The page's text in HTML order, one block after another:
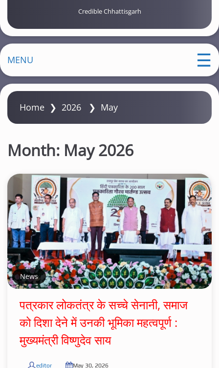
Credible Chhattisgarh
MENU
Home ❯ 2026 ❯ May
Month: May 2026
News
पत्रकार लोकतंत्र के सच्चे सेनानी, समाज
को दिशा देने में उनकी भूमिका महत्वपूर्ण :
मुख्यमंत्री विष्णुदेव साय
editor May 30, 2026